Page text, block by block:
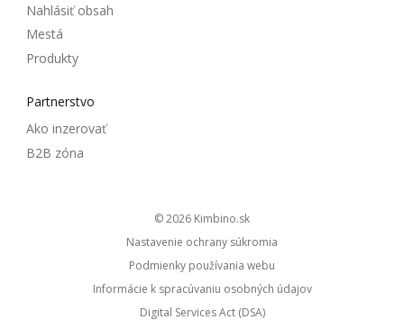
Nahlásiť obsah
Mestá
Produkty
Partnerstvo
Ako inzerovať
B2B zóna
© 2026
kimbino.sk
Nastavenie ochrany súkromia
Podmienky používania webu
Informácie k spracúvaniu osobných údajov
Digital Services Act (DSA)